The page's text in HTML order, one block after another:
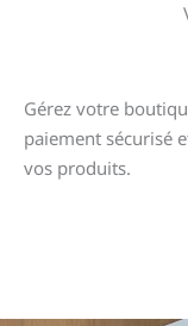
Gérez votre
paiement sécurisé
vos produits.